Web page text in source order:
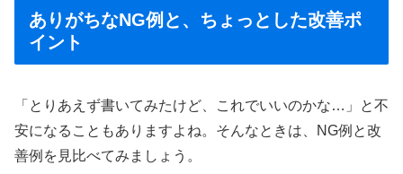
ありがちなNG例と、ちょっとした改善ポ
イント
「とりあえず書いてみたけど、これでいいのかな…」と不
安になることもありますよね。そんなときは、NG例と改
善例を見比べてみましょう。